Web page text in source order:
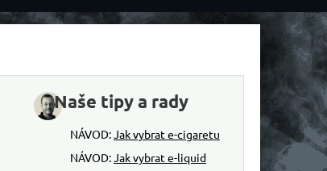
Naše tipy a rady
NÁVOD: Jak vybrat e-cigaretu
NÁVOD: Jak vybrat e-liquid